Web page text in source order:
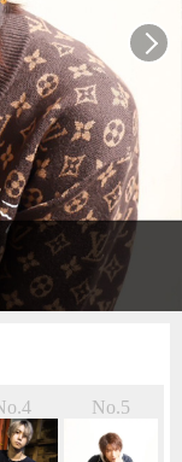
No.5